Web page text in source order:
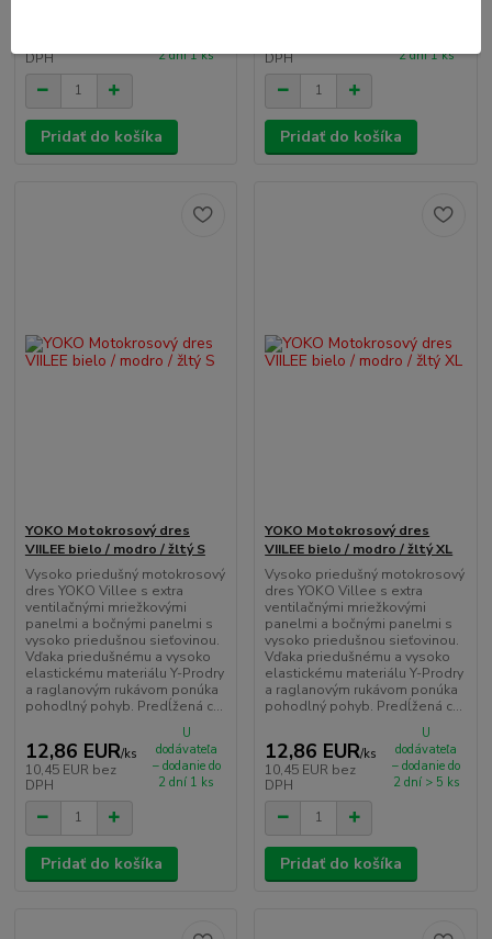
DPH
2 dní 1 ks
Pridať do košíka
DPH
2 dní 1 ks
Pridať do košíka
YOKO Motokrosový dres
VIILEE bielo / modro / žltý S
Vysoko priedušný motokrosový
dres YOKO Villee s extra
ventilačnými mriežkovými
panelmi a bočnými panelmi s
vysoko priedušnou sieťovinou.
Vďaka priedušnému a vysoko
elastickému materiálu Y-Prodry
a raglanovým rukávom ponúka
pohodlný pohyb. Predĺžená c...
12,86 EUR/ks
10,45 EUR bez
DPH
U
dodávateľa
– dodanie do
2 dní 1 ks
Pridať do košíka
YOKO Motokrosový dres
VIILEE bielo / modro / žltý XL
Vysoko priedušný motokrosový
dres YOKO Villee s extra
ventilačnými mriežkovými
panelmi a bočnými panelmi s
vysoko priedušnou sieťovinou.
Vďaka priedušnému a vysoko
elastickému materiálu Y-Prodry
a raglanovým rukávom ponúka
pohodlný pohyb. Predĺžená c...
12,86 EUR/ks
10,45 EUR bez
DPH
U
dodávateľa
– dodanie do
2 dní > 5 ks
Pridať do košíka